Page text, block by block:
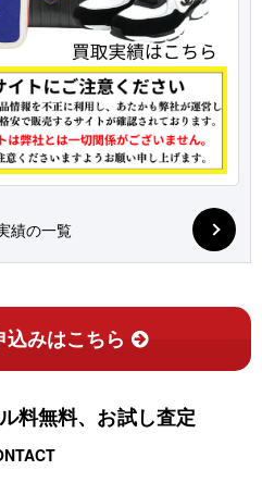
績の一覧
みはこちら
料無料、お試し査定